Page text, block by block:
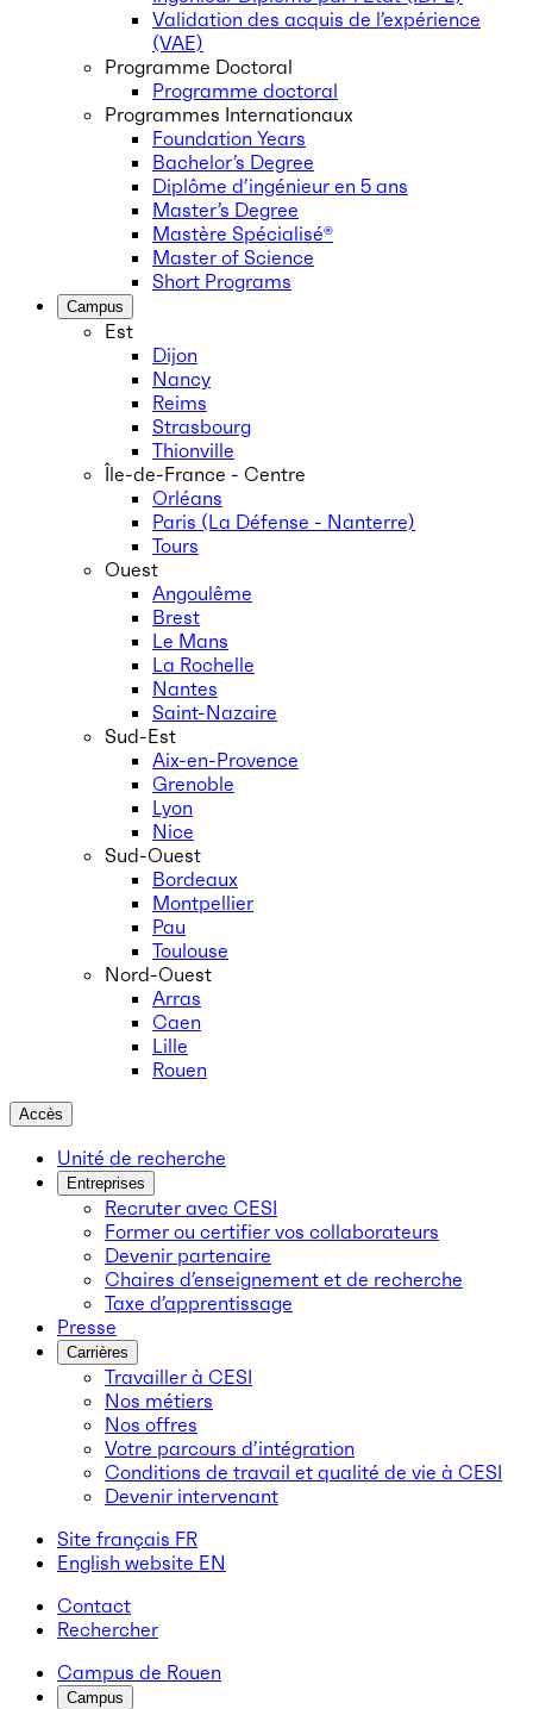
Validation des acquis de l’expérience
(VAE)
Programme Doctoral
Programme doctoral
Programmes Internationaux
Foundation Years
Bachelor’s Degree
Diplôme d’ingénieur en 5 ans
Master’s Degree
Mastère Spécialisé®
Master of Science
Short Programs
Campus
Est
Dijon
Nancy
Reims
Strasbourg
Thionville
Île-de-France - Centre
Orléans
Paris (La Défense - Nanterre)
Tours
Ouest
Angoulême
Brest
Le Mans
La Rochelle
Nantes
Saint-Nazaire
Sud-Est
Aix-en-Provence
Grenoble
Lyon
Nice
Sud-Ouest
Bordeaux
Montpellier
Pau
Toulouse
Nord-Ouest
Arras
Caen
Lille
Rouen
Accès
Unité de recherche
Entreprises
Recruter avec CESI
Former ou certifier vos collaborateurs
Devenir partenaire
Chaires d’enseignement et de recherche
Taxe d’apprentissage
Presse
Carrières
Travailler à CESI
Nos métiers
Nos offres
Votre parcours d’intégration
Conditions de travail et qualité de vie à CESI
Devenir intervenant
Site français FR
English website EN
Contact
Rechercher
Campus de Rouen
Campus